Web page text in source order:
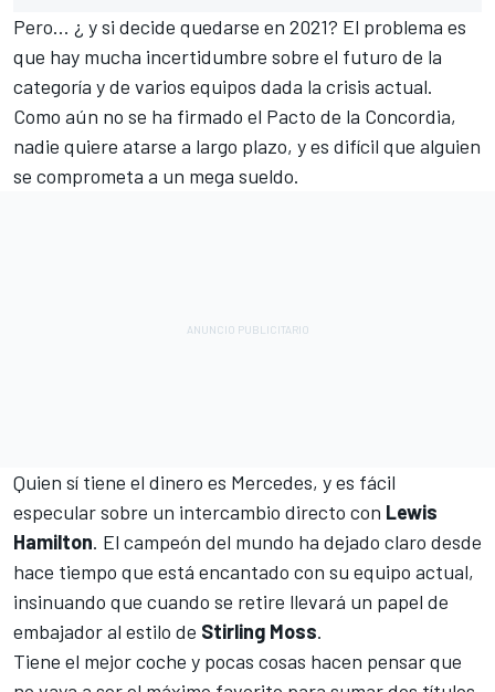
Pero... ¿ y si decide quedarse en 2021? El problema es
que hay mucha incertidumbre sobre el futuro de la
categoría y de varios equipos dada la crisis actual.
Como aún no se ha firmado el Pacto de la Concordia,
nadie quiere atarse a largo plazo, y es difícil que alguien
se comprometa a un mega sueldo.
Quien sí tiene el dinero es Mercedes, y es fácil
especular sobre un intercambio directo con Lewis
Hamilton. El campeón del mundo ha dejado claro desde
hace tiempo que está encantado con su equipo actual,
insinuando que cuando se retire llevará un papel de
embajador al estilo de Stirling Moss.
Tiene el mejor coche y pocas cosas hacen pensar que